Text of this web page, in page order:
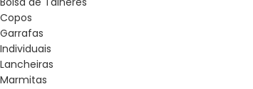
Copos
Garrafas
Individuais
Lancheiras
Marmitas